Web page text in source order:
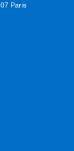
Paris